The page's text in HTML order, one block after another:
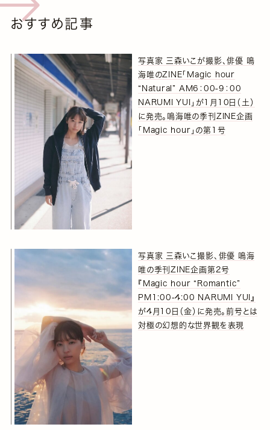
おすすめ記事
写真家 三森いこが撮影、俳優 鳴
海唯のZINE「Magic hour
“Natural” AM6：00-9：00
NARUMI YUI」が1月10日（土）
に発売。鳴海唯の季刊ZINE企画
「Magic hour」の第1号
写真家 三森いこ撮影、俳優 鳴海
唯の季刊ZINE企画第2号
『Magic hour “Romantic”
PM1:00-4:00 NARUMI YUI』
が4月10日（金）に発売。前号とは
対極の幻想的な世界観を表現